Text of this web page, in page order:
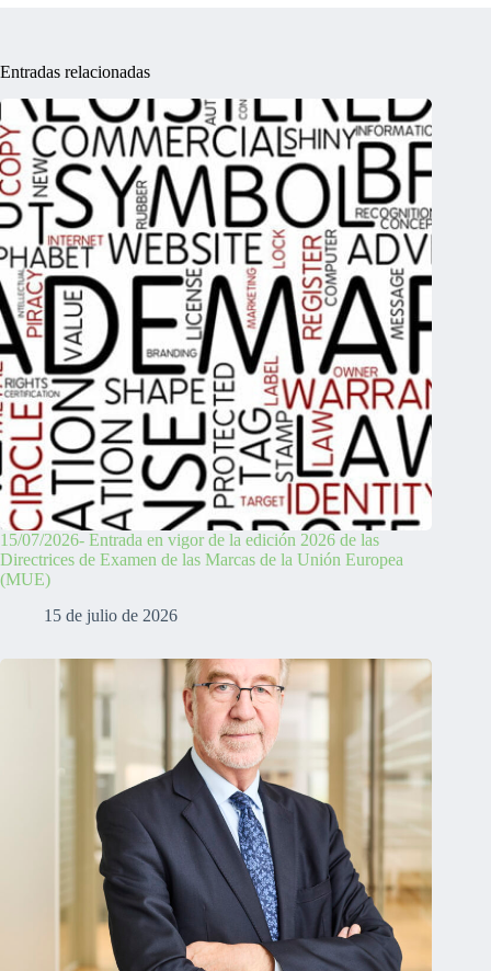
Entradas relacionadas
15/07/2026- Entrada en vigor de la edición 2026 de las
Directrices de Examen de las Marcas de la Unión Europea
(MUE)
15 de julio de 2026